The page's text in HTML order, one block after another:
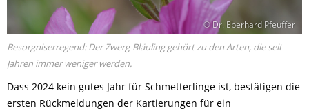
© Dr. Eberhard Pfeuffer
Besorgniserregend: Der Zwerg-Bläuling gehört zu den Arten, die seit
Jahren immer weniger werden.
Dass 2024 kein gutes Jahr für Schmetterlinge ist, bestätigen die
ersten Rückmeldungen der Kartierungen für ein